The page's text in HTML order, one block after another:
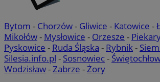
Bytom - Chorzów- Gliwice - Katowice -
Mikołów- Mysłowice - Orzesze -
Pyskowice - Ruda Śląska - Rybnik-
Silesia.info.pl - Sosnowiec-
Wodzisław-Zabrze -Żory